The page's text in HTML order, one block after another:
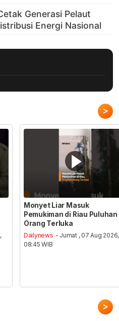
>
Monyet Liar Masuk
Pemukiman di Riau Puluhan
Orang Terluka
Dailynews - Jumat , 07 Aug 2026,
08:45 WIB
>